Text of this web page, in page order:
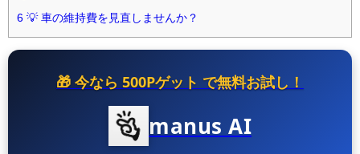
6 💡 車の維持費を見直しませんか？
🎁 今なら 500Pゲット で無料お試し！
manus AI